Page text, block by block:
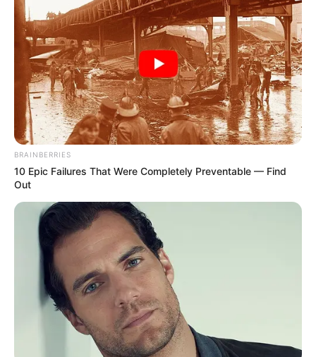
અખિલેશ યાદવ
BRAINBERRIES
10 Epic Failures That Were Completely Preventable — Find
Out